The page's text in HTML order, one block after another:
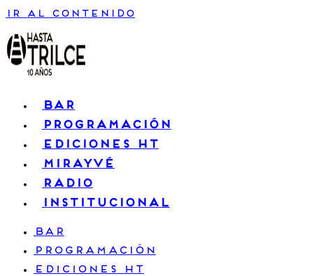
Ir al contenido
BAR
PROGRAMACIÓN
EDICIONES HT
MIRAYVÉ
RADIO
INSTITUCIONAL
BAR
PROGRAMACIÓN
EDICIONES HT